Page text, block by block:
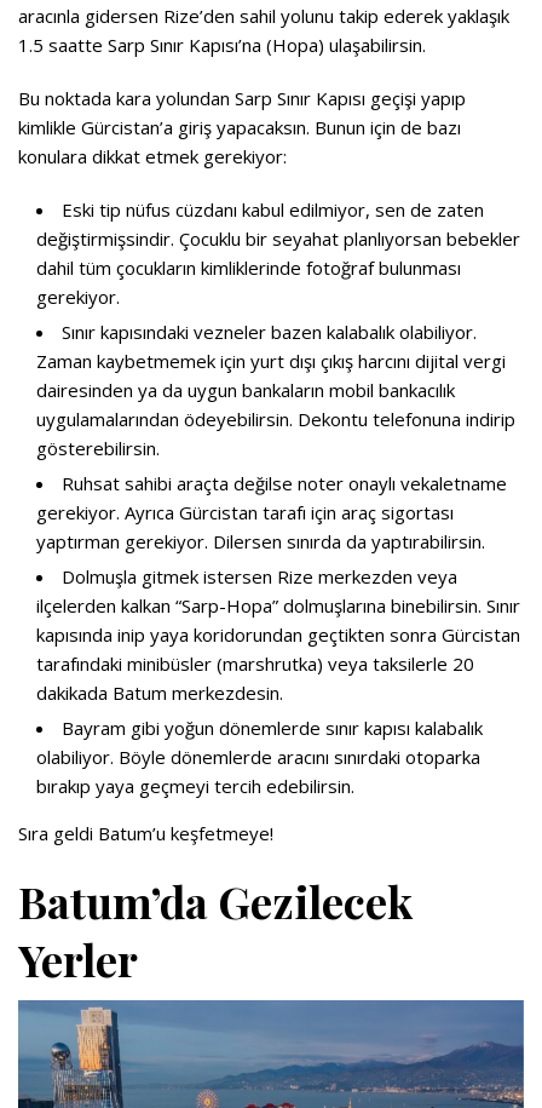
aracınla gidersen Rize’den sahil yolunu takip ederek yaklaşık
1.5 saatte Sarp Sınır Kapısı’na (Hopa) ulaşabilirsin.
Bu noktada kara yolundan Sarp Sınır Kapısı geçişi yapıp
kimlikle Gürcistan’a giriş yapacaksın. Bunun için de bazı
konulara dikkat etmek gerekiyor:
Eski tip nüfus cüzdanı kabul edilmiyor, sen de zaten
değiştirmişsindir. Çocuklu bir seyahat planlıyorsan bebekler
dahil tüm çocukların kimliklerinde fotoğraf bulunması
gerekiyor.
Sınır kapısındaki vezneler bazen kalabalık olabiliyor.
Zaman kaybetmemek için yurt dışı çıkış harcını dijital vergi
dairesinden ya da uygun bankaların mobil bankacılık
uygulamalarından ödeyebilirsin. Dekontu telefonuna indirip
gösterebilirsin.
Ruhsat sahibi araçta değilse noter onaylı vekaletname
gerekiyor. Ayrıca Gürcistan tarafı için araç sigortası
yaptırman gerekiyor. Dilersen sınırda da yaptırabilirsin.
Dolmuşla gitmek istersen Rize merkezden veya
ilçelerden kalkan “Sarp-Hopa” dolmuşlarına binebilirsin. Sınır
kapısında inip yaya koridorundan geçtikten sonra Gürcistan
tarafındaki minibüsler (marshrutka) veya taksilerle 20
dakikada Batum merkezdesin.
Bayram gibi yoğun dönemlerde sınır kapısı kalabalık
olabiliyor. Böyle dönemlerde aracını sınırdaki otoparka
bırakıp yaya geçmeyi tercih edebilirsin.
Sıra geldi Batum’u keşfetmeye!
Batum’da Gezilecek
Yerler